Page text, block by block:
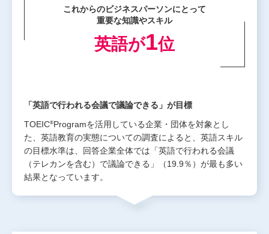
これからのビジネスパーソンにとって
重要な知識やスキル
英語が1位
「英語で行われる会議で議論できる」が目標
TOEIC®Programを活用している企業・団体を対象とし
た、英語教育の実態についての調査によると、英語スキル
の目標水準は、回答企業全体では「英語で行われる会議
（テレカンを含む）で議論できる」（19.9％）が最も多い
結果となっています。